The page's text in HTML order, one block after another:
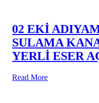
02 EKİ
SULAMA
YERLİ ESER
Read More